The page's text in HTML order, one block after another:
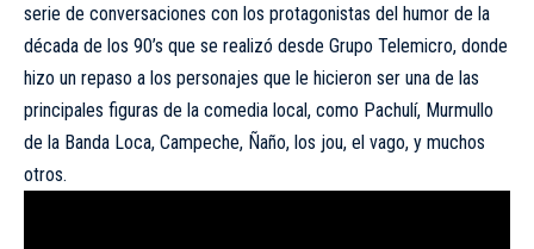
serie de conversaciones con los protagonistas del humor de la
década de los 90’s que se realizó desde Grupo Telemicro, donde
hizo un repaso a los personajes que le hicieron ser una de las
principales figuras de la comedia local, como Pachulí, Murmullo
de la Banda Loca, Campeche, Ñaño, los jou, el vago, y muchos
otros.